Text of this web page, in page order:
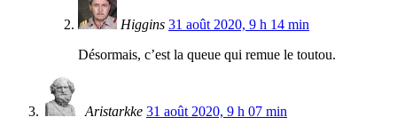
Higgins 31 août 2020, 9 h 14 min
Désormais, c’est la queue qui remue le toutou.
Aristarkke 31 août 2020, 9 h 07 min